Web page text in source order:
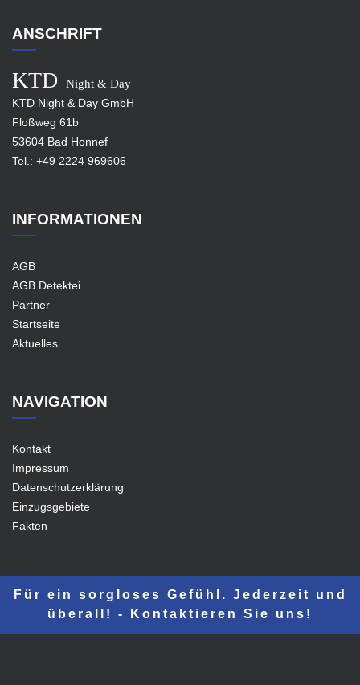
ANSCHRIFT
KTD
Night & Day
KTD Night & Day GmbH
Floßweg 61b
53604 Bad Honnef
Tel.: +49 2224 969606
INFORMATIONEN
AGB
AGB Detektei
Partner
Startseite
Aktuelles
NAVIGATION
Kontakt
Impressum
Datenschutzerklärung
Einzugsgebiete
Fakten
Für ein sorgloses Gefühl. Jederzeit und
überall! - Kontaktieren Sie uns!